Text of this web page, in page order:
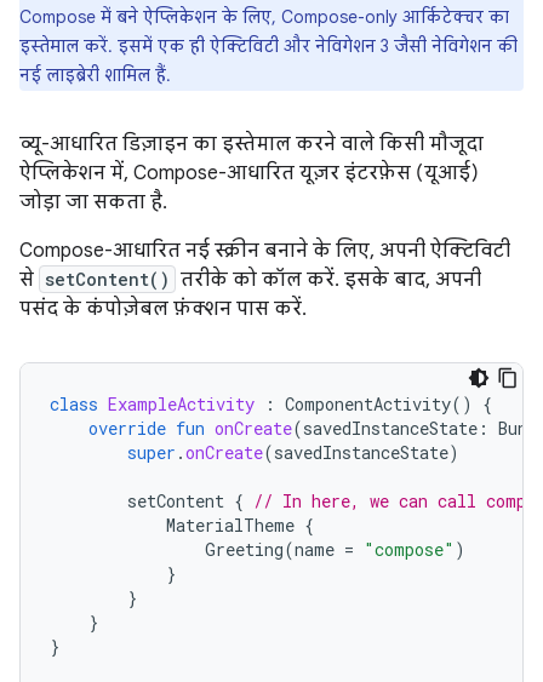
Compose में बने ऐप्लिकेशन के लिए, Compose-only आर्किटेक्चर का
इस्तेमाल करें. इसमें एक ही ऐक्टिविटी और नेविगेशन 3 जैसी नेविगेशन की
नई लाइब्रेरी शामिल हैं.
व्यू-आधारित डिज़ाइन का इस्तेमाल करने वाले किसी मौजूदा
ऐप्लिकेशन में, Compose-आधारित यूज़र इंटरफ़ेस (यूआई)
जोड़ा जा सकता है.
Compose-आधारित नई स्क्रीन बनाने के लिए, अपनी ऐक्टिविटी
से setContent() तरीके को कॉल करें. इसके बाद, अपनी
पसंद के कंपोज़ेबल फ़ंक्शन पास करें.
class ExampleActivity : ComponentActivity()
{
override fun onCreate(savedInstanceState :
super .onCreate(savedInstanceState)
setContent { // In here, we can call
MaterialTheme {
Greeting(name = "compose" )
}
}
}
}